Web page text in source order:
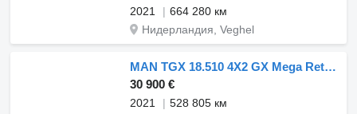
2021
664 280 км
Нидерландия, Veghel
MAN TGX 18.510 4X2 GX Mega Retarder 2xTanks Standklima ACC
30 900 €
2021
528 805 км